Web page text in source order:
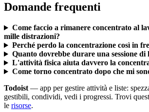
Domande frequenti
Come faccio a rimanere concentrato al
mille distrazioni?
Perché perdo la concentrazione così in
Quanto dovrebbe durare una sessione di
L'attività fisica aiuta davvero la
Come torno concentrato dopo che mi
Todoist — app per gestire attività e liste:
gestibili, condividi, vedi i progressi. Trovi
le risorse.